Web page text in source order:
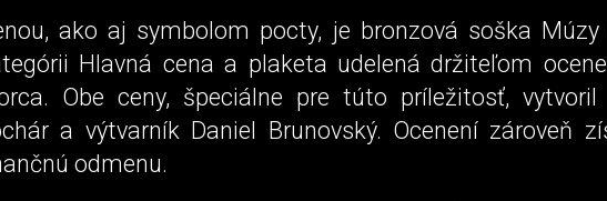
ako aj symbolom pocty, je bronzová soška Múzy
Hlavná cena a plaketa udelená držiteľom
Obe ceny, špeciálne pre túto príležitosť, vytvoril
a výtvarník Daniel Brunovský. Ocenení zároveň
odmenu.